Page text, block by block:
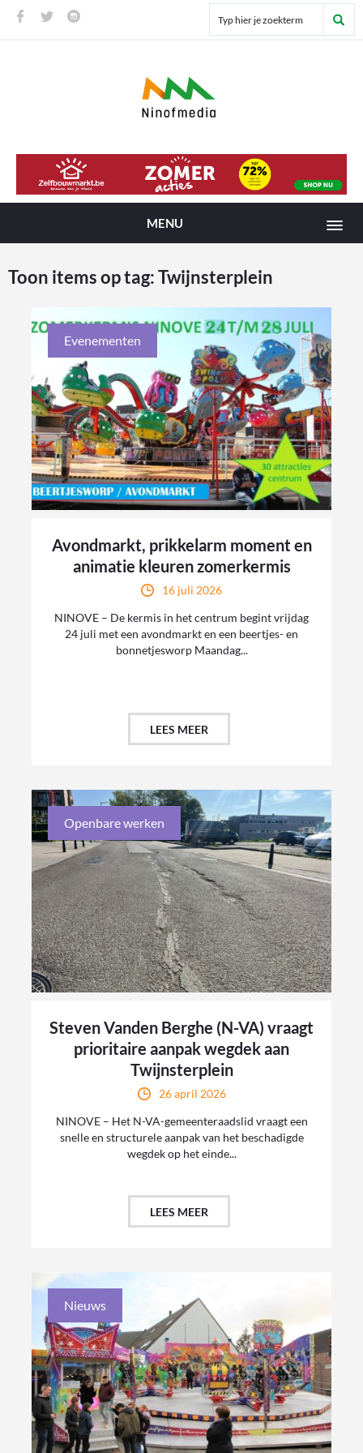
MENU
Toon items op tag:Twijnsterplein
Evenementen
Avondmarkt, prikkelarm moment en
animatie kleuren zomerkermis
16 juli 2026
NINOVE – De kermis in het centrum begint vrijdag
24 juli met een avondmarkt en een beertjes- en
bonnetjesworp Maandag...
LEES MEER
Openbare werken
Steven Vanden Berghe (N-VA) vraagt
prioritaire aanpak wegdek aan
Twijnsterplein
26 april 2026
NINOVE – Het N-VA-gemeenteraadslid vraagt een
snelle en structurele aanpak van het beschadigde
wegdek op het einde...
LEES MEER
Nieuws